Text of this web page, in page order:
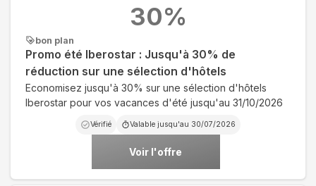
bon plan
Promo été Iberostar : Jusqu'à 30% de
réduction sur une sélection d'hôtels
Economisez jusqu'à 30% sur une sélection d'hôtels
Iberostar pour vos vacances d'été jusqu'au 31/10/2026
Vérifié Valable jusqu'au 30/07/2026
Voir l'offre
30%